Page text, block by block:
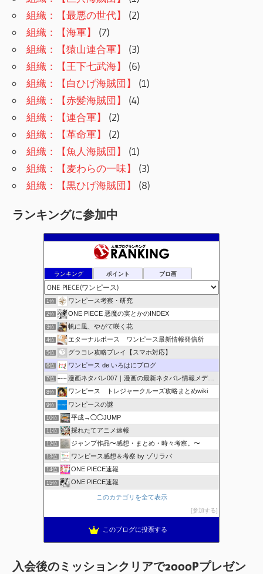
組織：【最悪の世代】
(2)
組織：【海軍】
(7)
組織：【猿山連合軍】
(3)
組織：【王下七武海】
(6)
組織：【白ひげ海賊団】
(1)
組織：【赤髪海賊団】
(4)
組織：【連合軍】
(2)
組織：【革命軍】
(2)
組織：【魚人海賊団】
(1)
組織：【麦わらの一味】
(3)
組織：【黒ひげ海賊団】
(8)
ランキングに参加中
ランキング ポイント ブロ画
1位 ワンピース考察・研究
2位 ONE PIECE 悪魔の実とかのINDEX
3位 帆に風、やがて咲く花
4位 エターナルポース ワンピース最新情報発信所
5位 グラコレ攻略プレイ【スマホ対応】
6位 ワンピース de いろはにブログ
7位 漫画ネタバレ007｜漫画の最新ネタバレ情報メディア
8位 ワンピース トレジャークルーズ攻略まとめwiki
9位 ワンピースの謎
10位 平成→◯◯JUMP
11位 採れたてアニメ速報
12位 ジャンプ作品〜感想・まとめ・時々考察。〜
13位 ワンピース感想＆考察 by ゾリラバ
14位 ONE PIECE速報
15位 ONE PIECE速報
このカテゴリを全て表示
参加する
このブログに投票する
入会後のミッションクリアで2000Pプレゼン